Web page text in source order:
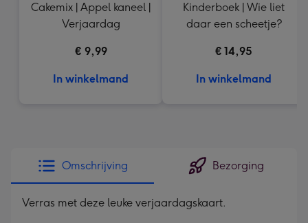
Cakemix | Appel kaneel |
Verjaardag
€ 9,99
In winkelmand
Kinderboek | Wie liet
daar een scheetje?
€ 14,95
In winkelmand
Omschrijving Bezorging
Verras met deze leuke verjaardagskaart.